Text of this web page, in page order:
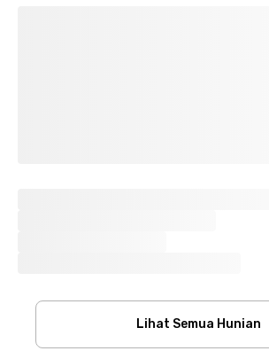
Lihat Semua Hunian